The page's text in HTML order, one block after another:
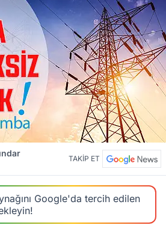
TAKİP ET
Google'da tercih edilen